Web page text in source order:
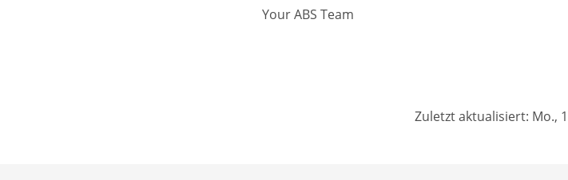
Your ABS Team
Zuletzt aktualisiert: Mo.,